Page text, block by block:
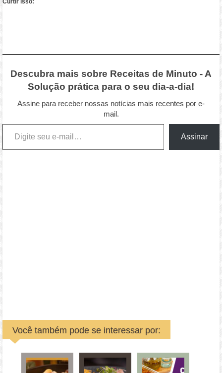
Curtir isso:
Descubra mais sobre Receitas de Minuto - A
Solução prática para o seu dia-a-dia!
Assine para receber nossas notícias mais recentes por e-
mail.
Digite seu e-mail…
Assinar
Você também pode se interessar por: